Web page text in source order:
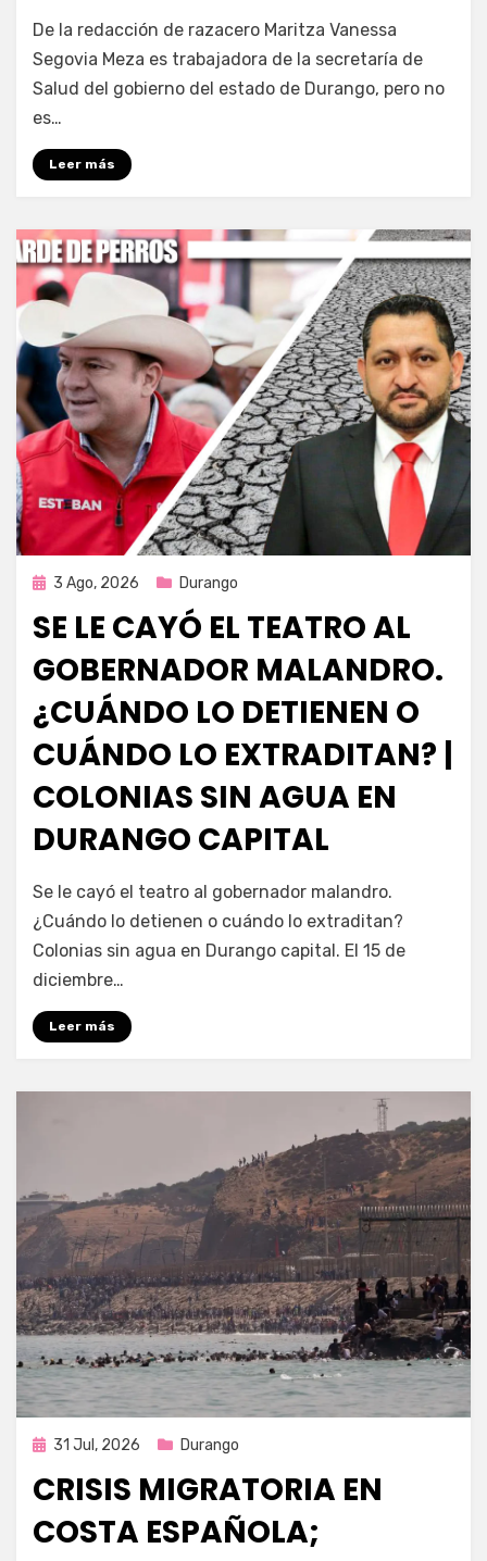
por Fernando Miranda Servín
De la redacción de razacero Maritza Vanessa
Segovia Meza es trabajadora de la secretaría de
Salud del gobierno del estado de Durango, pero no
es…
Leer más
Publicada
3 Ago, 2026 Durango
SE LE CAYÓ EL TEATRO AL
GOBERNADOR MALANDRO.
¿CUÁNDO LO DETIENEN O
CUÁNDO LO EXTRADITAN? |
COLONIAS SIN AGUA EN
DURANGO CAPITAL
por Fernando Miranda Servín
Se le cayó el teatro al gobernador malandro.
¿Cuándo lo detienen o cuándo lo extraditan?
Colonias sin agua en Durango capital. El 15 de
diciembre…
Leer más
Publicada
31 Jul, 2026 Durango
CRISIS MIGRATORIA EN
COSTA ESPAÑOLA;